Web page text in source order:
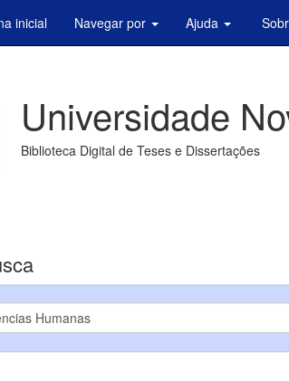
inicial Navegar por Ajuda
Universidade
Biblioteca Digital de Teses e Dissertações